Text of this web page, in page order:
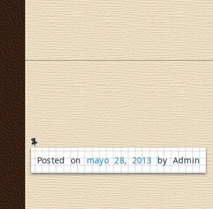
Posted onmayo 28, 2013by Admin